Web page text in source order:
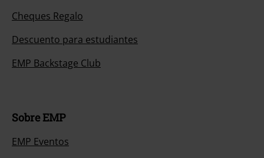
Cheques Regalo
Descuento para estudiantes
EMP Backstage Club
Sobre EMP
EMP Eventos